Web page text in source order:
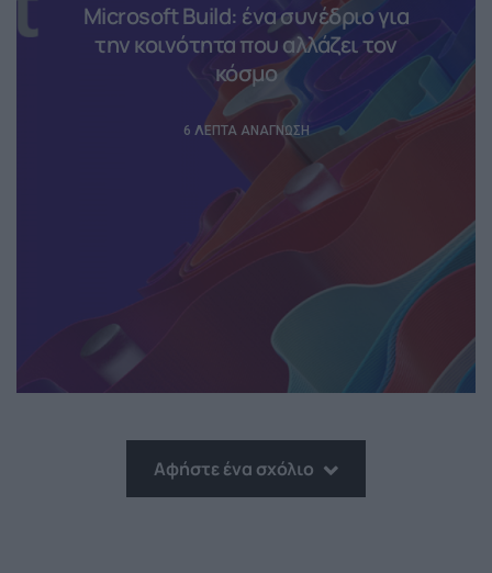
Microsoft Build: ένα συνέδριο για
την κοινότητα που αλλάζει τον
κόσμο
6 ΛΕΠΤΆ ΑΝΆΓΝΩΣΗ
Αφήστε ένα σχόλιο